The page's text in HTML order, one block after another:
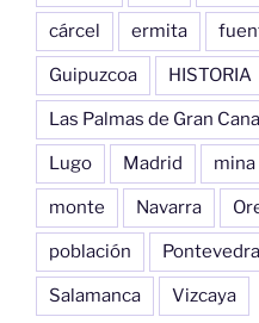
cárcel ermita
Guipuzcoa HISTORIA
Las Palmas de Gran
Lugo Madrid mina
monte Navarra
población Pontevedra
Salamanca Vizcaya